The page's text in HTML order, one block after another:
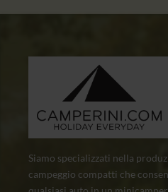
Siamo specializzati nella
campeggio compatti che